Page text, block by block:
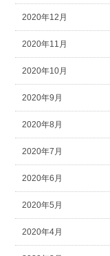
2020年12月
2020年11月
2020年10月
2020年9月
2020年8月
2020年7月
2020年6月
2020年5月
2020年4月